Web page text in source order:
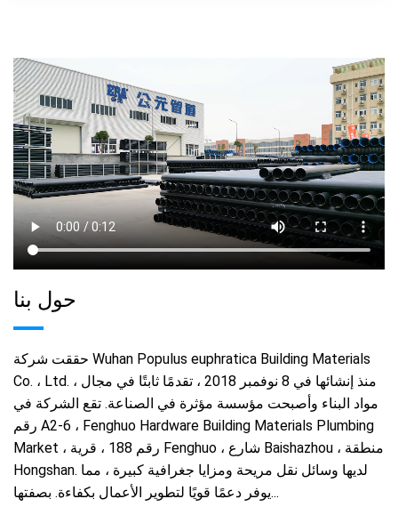
حول بنا
حققت شركة Wuhan Populus euphratica Building Materials
Co. ، Ltd. ، منذ إنشائها في 8 نوفمبر 2018 ، تقدمًا ثابتًا في مجال
مواد البناء وأصبحت مؤسسة مؤثرة في الصناعة. تقع الشركة في
رقم A2-6 ، Fenghuo Hardware Building Materials Plumbing
Market ، رقم 188 ، قرية Fenghuo ، شارع Baishazhou ، منطقة
Hongshan. لديها وسائل نقل مريحة ومزايا جغرافية كبيرة ، مما
يوفر دعمًا قويًا لتطوير الأعمال بكفاءة. بصفتها...